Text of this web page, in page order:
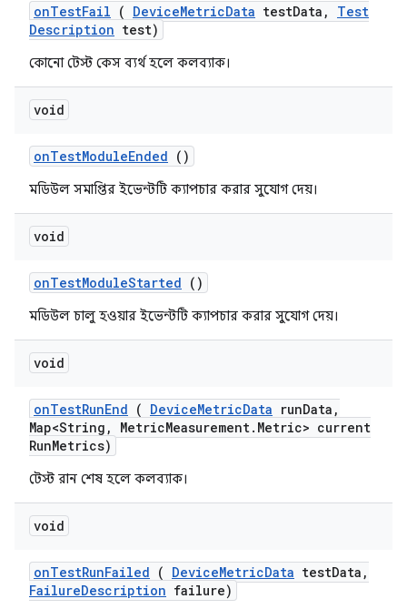
onTestFail ( DeviceMetricData testData ,
Test
Description test)
কোনো টেস্ট কেস ব্যর্থ হলে কলব্যাক।
void
onTestModuleEnded ()
মডিউল সমাপ্তির ইভেন্টটি ক্যাপচার করার সুযোগ দেয়।
void
onTestModuleStarted ()
মডিউল চালু হওয়ার ইভেন্টটি ক্যাপচার করার সুযোগ দেয়।
void
onTestRunEnd ( DeviceMetricData runData ,
Map<String , MetricMeasurement. Metric> current
RunMetrics)
টেস্ট রান শেষ হলে কলব্যাক।
void
onTestRunFailed ( DeviceMetricData testData ,
FailureDescription failure)